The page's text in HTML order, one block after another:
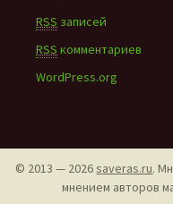
RSS записей
RSS комментариев
WordPress.org
© 2013 — 2026saveras.ru.
мнением авторов